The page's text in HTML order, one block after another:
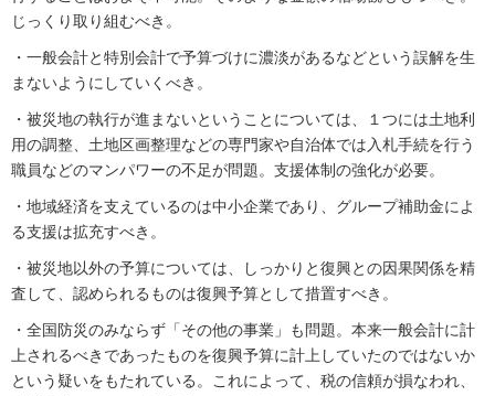
じっくり取り組むべき。
・一般会計と特別会計で予算づけに濃淡があるなどという誤解を生
まないようにしていくべき。
・被災地の執行が進まないということについては、１つには土地利
用の調整、土地区画整理などの専門家や自治体では入札手続を行う
職員などのマンパワーの不足が問題。支援体制の強化が必要。
・地域経済を支えているのは中小企業であり、グループ補助金によ
る支援は拡充すべき。
・被災地以外の予算については、しっかりと復興との因果関係を精
査して、認められるものは復興予算として措置すべき。
・全国防災のみならず「その他の事業」も問題。本来一般会計に計
上されるべきであったものを復興予算に計上していたのではないか
という疑いをもたれている。これによって、税の信頼が損なわれ、